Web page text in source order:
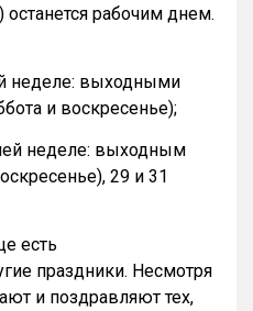
останется рабочим днем.
неделе: выходными
и воскресенье);
неделе: выходным
29 и 31
есть
праздники. Несмотря
и поздравляют тех,